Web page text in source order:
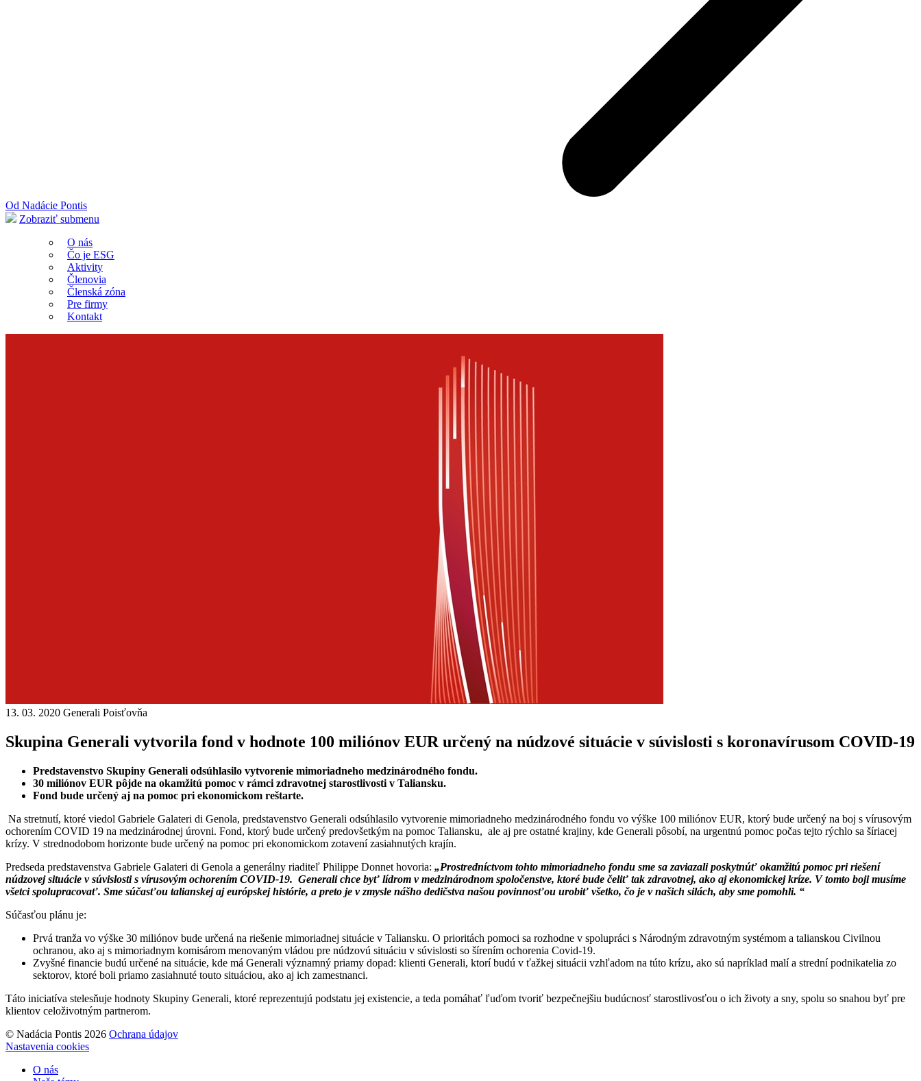
Od Nadácie Pontis
Zobraziť submenu
O nás
Čo je ESG
Aktivity
Členovia
Členská zóna
Pre firmy
Kontakt
13. 03. 2020 Generali Poisťovňa
Skupina Generali vytvorila fond v hodnote 100 miliónov EUR určený na núdzové situácie v súvislosti s koronavírusom COVID-19
Predstavenstvo Skupiny Generali odsúhlasilo vytvorenie mimoriadneho medzinárodného fondu.
30 miliónov EUR pôjde na okamžitú pomoc v rámci zdravotnej starostlivosti v Taliansku.
Fond bude určený aj na pomoc pri ekonomickom reštarte.
Na stretnutí, ktoré viedol Gabriele Galateri di Genola, predstavenstvo Generali odsúhlasilo vytvorenie mimoriadneho medzinárodného fondu vo výške 100 miliónov EUR, ktorý bude určený na boj s vírusovým
ochorením COVID 19 na medzinárodnej úrovni. Fond, ktorý bude určený predovšetkým na pomoc Taliansku, ale aj pre ostatné krajiny, kde Generali pôsobí, na urgentnú pomoc počas tejto rýchlo sa šíriacej
krízy. V strednodobom horizonte bude určený na pomoc pri ekonomickom zotavení zasiahnutých krajín.
Predseda predstavenstva Gabriele Galateri di Genola a generálny riaditeľ Philippe Donnet hovoria: „Prostredníctvom tohto mimoriadneho fondu sme sa zaviazali poskytnúť okamžitú pomoc pri riešení
núdzovej situácie v súvislosti s vírusovým ochorením COVID-19. Generali chce byť lídrom v medzinárodnom spoločenstve, ktoré bude čeliť tak zdravotnej, ako aj ekonomickej kríze. V tomto boji musíme
všetci spolupracovať. Sme súčasťou talianskej aj európskej histórie, a preto je v zmysle nášho dedičstva našou povinnosťou urobiť všetko, čo je v našich silách, aby sme pomohli. “
Súčasťou plánu je:
Prvá tranža vo výške 30 miliónov bude určená na riešenie mimoriadnej situácie v Taliansku. O prioritách pomoci sa rozhodne v spolupráci s Národným zdravotným systémom a talianskou Civilnou
ochranou, ako aj s mimoriadnym komisárom menovaným vládou pre núdzovú situáciu v súvislosti so šírením ochorenia Covid-19.
Zvyšné financie budú určené na situácie, kde má Generali významný priamy dopad: klienti Generali, ktorí budú v ťažkej situácii vzhľadom na túto krízu, ako sú napríklad malí a strední podnikatelia zo
sektorov, ktoré boli priamo zasiahnuté touto situáciou, ako aj ich zamestnanci.
Táto iniciatíva stelesňuje hodnoty Skupiny Generali, ktoré reprezentujú podstatu jej existencie, a teda pomáhať ľuďom tvoriť bezpečnejšiu budúcnosť starostlivosťou o ich životy a sny, spolu so snahou byť pre
klientov celoživotným partnerom.
© Nadácia Pontis 2026 Ochrana údajov
Nastavenia cookies
O nás